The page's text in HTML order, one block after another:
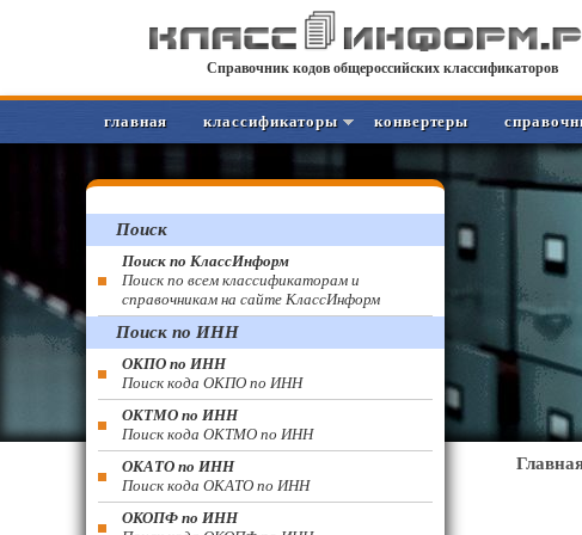
Справочник кодов общероссийских классификаторов
главная классификаторы конвертеры
Поиск
Поиск по КлассИнформ
Поиск по всем классификаторам и
справочникам на сайте КлассИнформ
Поиск по ИНН
ОКПО по ИНН
Поиск кода ОКПО по ИНН
ОКТМО по ИНН
Поиск кода ОКТМО по ИНН
ОКАТО по ИНН
Поиск кода ОКАТО по ИНН
ОКОПФ по ИНН